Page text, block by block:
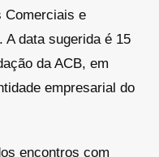
Comerciais e
data sugerida é 15
da ACB, em
empresarial do
encontros com